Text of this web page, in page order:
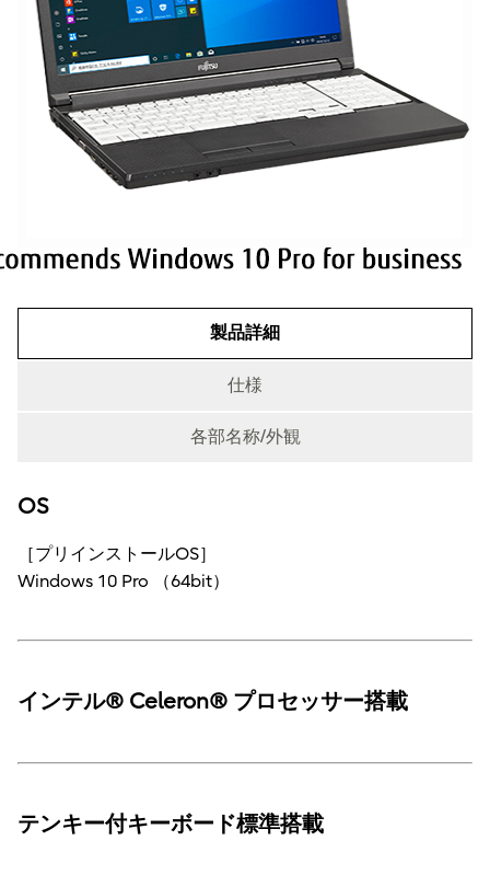
製品詳細
仕様
各部名称/外観
製品詳細
OS
［プリインストールOS］
Windows 10 Pro （64bit）
インテル® Celeron® プロセッサー搭載
テンキー付キーボード標準搭載